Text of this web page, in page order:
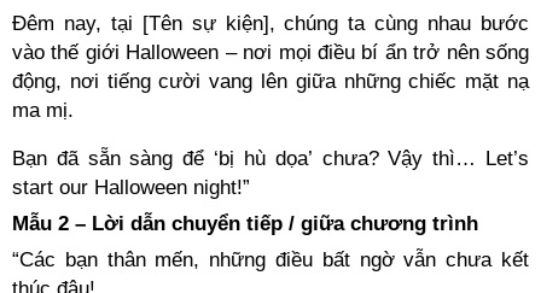
Đêm nay, tại [Tên sự kiện], chúng ta cùng nhau bước
vào thế giới Halloween – nơi mọi điều bí ẩn trở nên sống
động, nơi tiếng cười vang lên giữa những chiếc mặt nạ
ma mị.
Bạn đã sẵn sàng để ‘bị hù dọa’ chưa? Vậy thì… Let’s
start our Halloween night!”
Mẫu 2 – Lời dẫn chuyển tiếp / giữa chương trình
“Các bạn thân mến, những điều bất ngờ vẫn chưa kết